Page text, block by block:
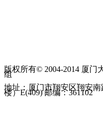
版权所有© 2004-2014 厦门
组
地址：厦门市翔安区翔安
楼）E(409) 邮编：361102